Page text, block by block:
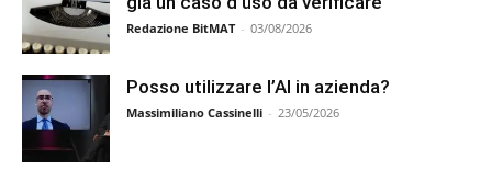
Redazione BitMAT - 03/08/2026
Posso utilizzare l’AI in azienda?
Massimiliano Cassinelli - 23/05/2026